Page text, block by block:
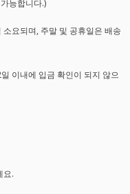
능합니다.)
요되며, 주말 및 공휴일은 배송
이내에 입금 확인이 되지 않으
요.